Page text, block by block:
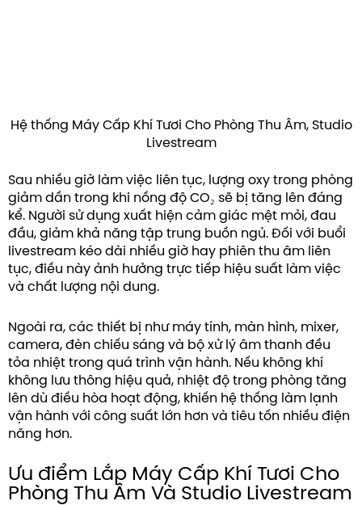
Hệ thống Máy Cấp Khí Tươi Cho Phòng Thu Âm, Studio
Livestream
Sau nhiều giờ làm việc liên tục, lượng oxy trong phòng
giảm dần trong khi nồng độ CO₂ sẽ bị tăng lên đáng
kể. Người sử dụng xuất hiện cảm giác mệt mỏi, đau
đầu, giảm khả năng tập trung buồn ngủ. Đối với buổi
livestream kéo dài nhiều giờ hay phiên thu âm liên
tục, điều này ảnh hưởng trực tiếp hiệu suất làm việc
và chất lượng nội dung.
Ngoài ra, các thiết bị như máy tính, màn hình, mixer,
camera, đèn chiếu sáng và bộ xử lý âm thanh đều
tỏa nhiệt trong quá trình vận hành. Nếu không khí
không lưu thông hiệu quả, nhiệt độ trong phòng tăng
lên dù điều hòa hoạt động, khiến hệ thống làm lạnh
vận hành với công suất lớn hơn và tiêu tốn nhiều điện
năng hơn.
Ưu điểm Lắp Máy Cấp Khí Tươi Cho
Phòng Thu Âm Và Studio Livestream